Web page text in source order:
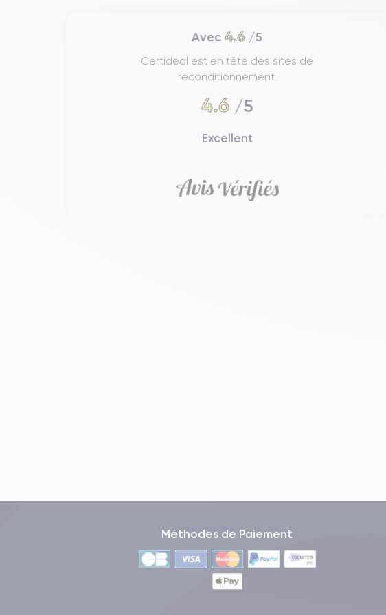
Avec4.6 /5
Certideal est en tête des sites de
reconditionnement.
4.6/5
Excellent
Méthodes de Paiement